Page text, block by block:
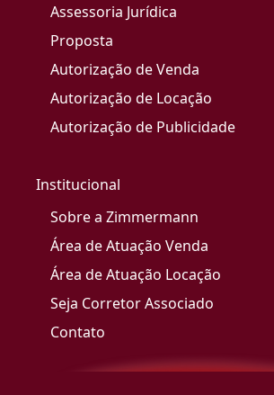
Assessoria Jurídica
Proposta
Autorização de Venda
Autorização de Locação
Autorização de Publicidade
Institucional
Sobre a Zimmermann
Área de Atuação Venda
Área de Atuação Locação
Seja Corretor Associado
Contato